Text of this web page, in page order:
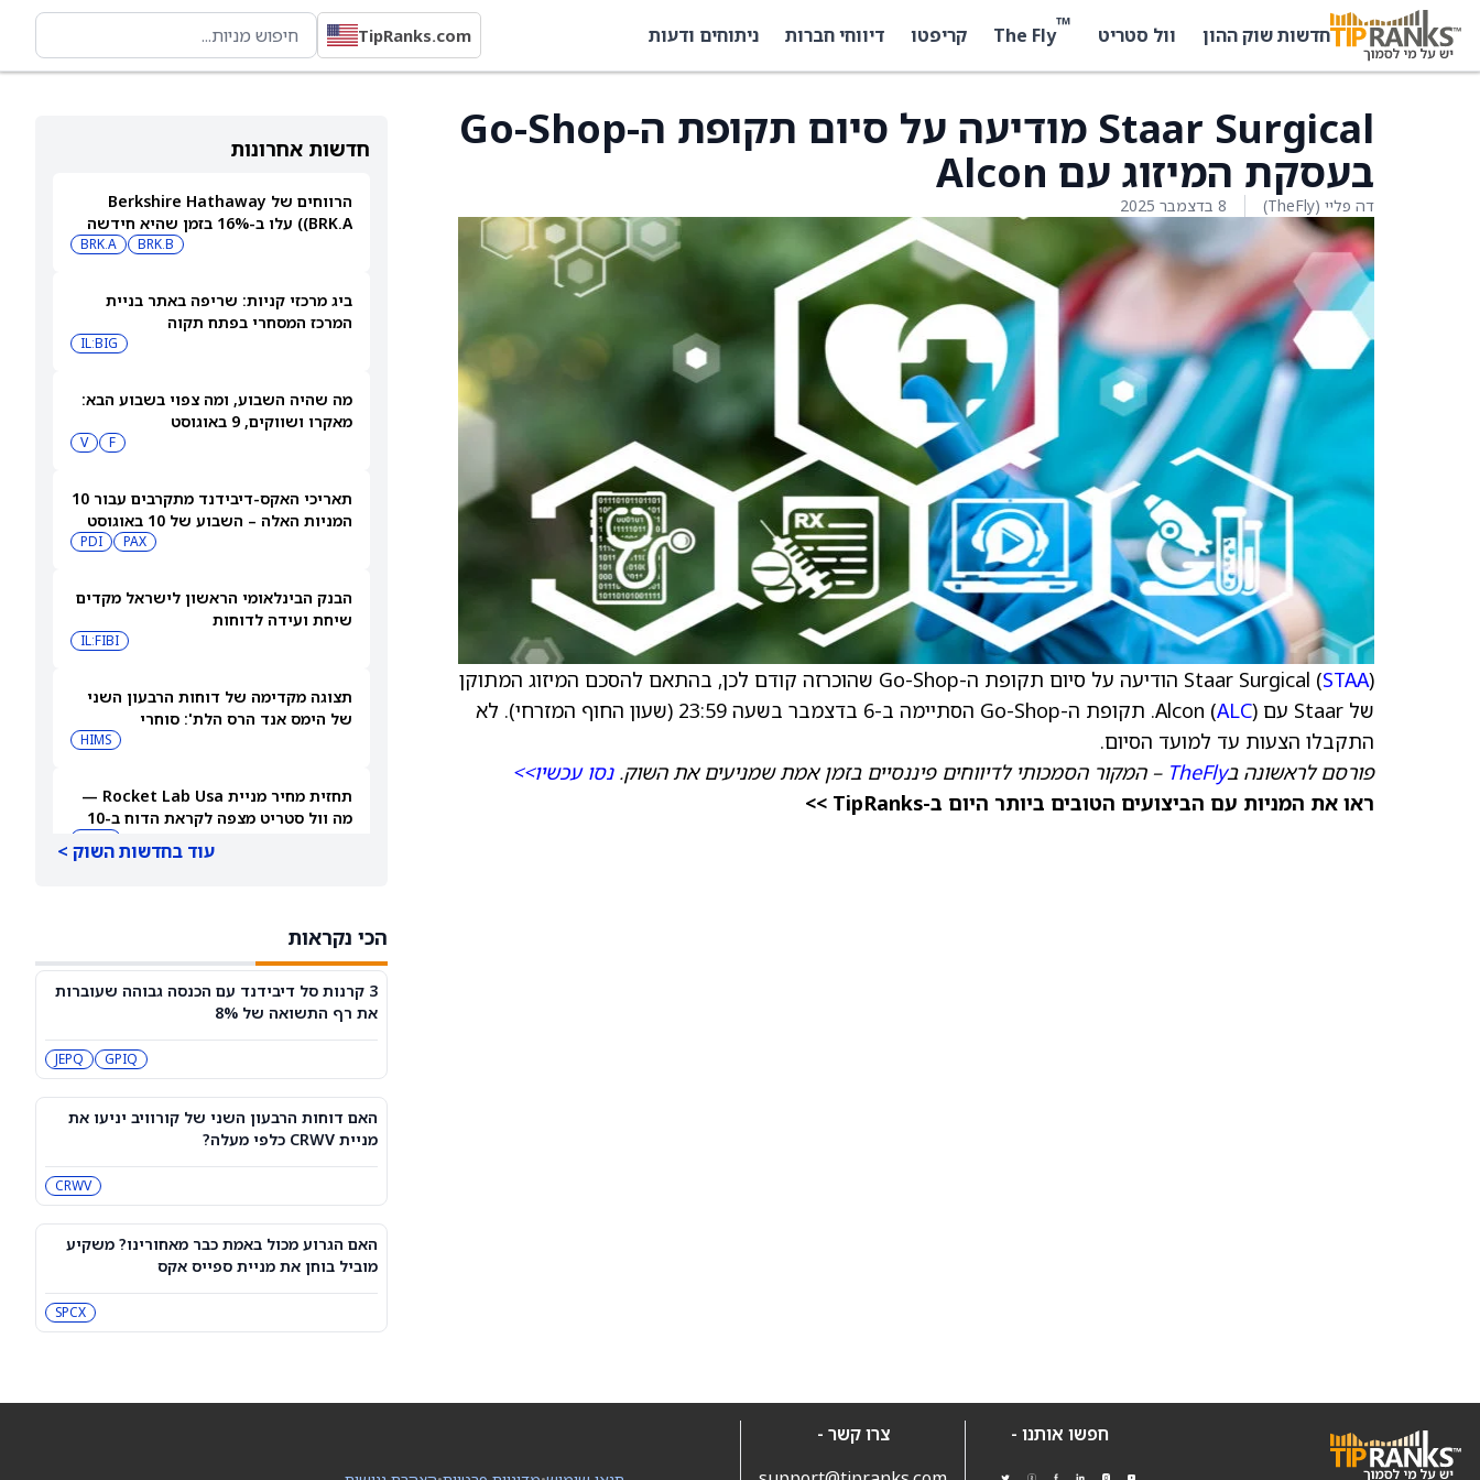
חדשות שוק ההון וול סטריט ™
The Fly קריפטו דיווחי חברות ניתוחים ודעות TipRanks.com
חדשות אחרונות
הרווחים של Berkshire Hathaway
(BRK.A) עלו ב-16% בזמן שהיא חידשה
רכישות עצמיות בהיקף של 4.5 מיליארדBRK.B
BRK.A
ביג מרכזי קניות: שריפה באתר בניית
המרכז המסחרי בפתח תקוה
IL:BIG
מה שהיה השבוע, ומה צפוי בשבוע הבא:
מאקרו ושווקים, 9 באוגוסט
F
V
תאריכי האקס-דיבידנד מתקרבים עבור 10
המניות האלה – השבוע של 10 באוגוסט
PAX
PDI
הבנק הבינלאומי הראשון לישראל מקדים
שיחת ועידה לדוחות
IL:FIBI
תצוגה מקדימה של דוחות הרבעון השני
של הימס אנד הרס הלת': סוחרי
האופציות נערכים לתנועה של 14.5%HIMS
תחזית מחיר מניית Rocket Lab Usa —
מה וול סטריט מצפה לקראת הדוח ב-10
האם דוחות הרבעון השני של קורוויב
יניעו את מניית CRWV כלפי מעלה?
CRWV
האם הגרוע מכול באמת כבר מאחורינו?
משקיע מוביל בוחן את מניית ספייס אקס
מיקרון או SK hynix: מניית שבבי AI אחת
"משחקת באש": משקיע מזהיר לגבי
NVDA
עוד בחדשות השוק >
הכי נקראות
3 קרנות סל דיבידנד עם הכנסה גבוהה שעוברות
את רף התשואה של 8%
GPIQ
JEPQ
האם דוחות הרבעון השני של קורוויב יניעו את
מניית CRWV כלפי מעלה?
CRWV
האם הגרוע מכול באמת כבר מאחורינו? משקיע
מוביל בוחן את מניית ספייס אקס
SPCX
Staar Surgical מודיעה על סיום תקופת ה-Go-Shop
בעסקת המיזוג עם Alcon
דה פליי (TheFly) 8 בדצמבר 2025
Staar Surgical (STAA
) הודיעה על סיום תקופת ה-Go-Shop שהוכרזה קודם לכן, בהתאם להסכם המיזוג המתוקן
של Staar עם Alcon (
ALC
). תקופת ה-Go-Shop הסתיימה ב-6 בדצמבר בשעה 23:59 (שעון החוף המזרחי). לא
התקבלו הצעות עד למועד הסיום.
פורסם לראשונה בTheFly – המקור הסמכותי לדיווחים פיננסיים בזמן אמת שמניעים את השוק.נסו עכשיו>>
ראו את המניות עם הביצועים הטובים ביותר היום ב-TipRanks >>
חפשו אותנו -
צרו קשר -